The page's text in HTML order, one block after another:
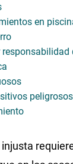
en
responsabilidad
peligrosos